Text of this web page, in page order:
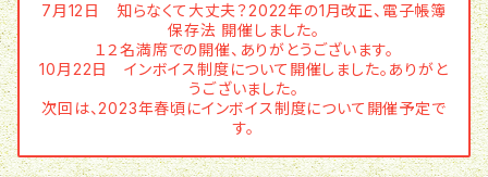
7月12日 知らなくて大丈夫？2022年の1月改正、電子帳簿
保存法 開催しました。
１２名満席での開催、ありがとうございます。
10月22日 インボイス制度について開催しました。ありがと
うございました。
次回は、2023年春頃にインボイス制度について開催予定で
す。